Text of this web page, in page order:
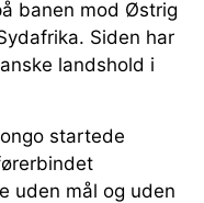
banen mod Østrig
Siden har
landshold i
startede
uden mål og uden